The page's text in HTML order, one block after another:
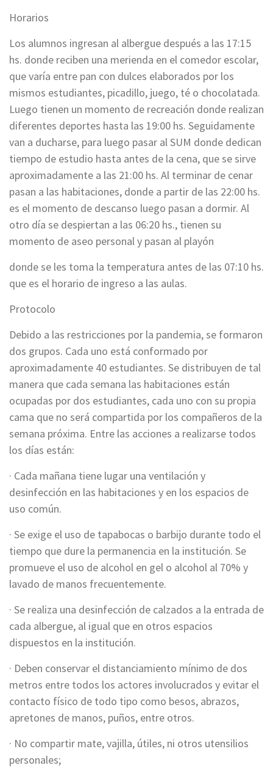
Horarios
Los alumnos ingresan al albergue después a las 17:15
hs. donde reciben una merienda en el comedor escolar,
que varía entre pan con dulces elaborados por los
mismos estudiantes, picadillo, juego, té o chocolatada.
Luego tienen un momento de recreación donde realizan
diferentes deportes hasta las 19:00 hs. Seguidamente
van a ducharse, para luego pasar al SUM donde dedican
tiempo de estudio hasta antes de la cena, que se sirve
aproximadamente a las 21:00 hs. Al terminar de cenar
pasan a las habitaciones, donde a partir de las 22:00 hs.
es el momento de descanso luego pasan a dormir. Al
otro día se despiertan a las 06:20 hs., tienen su
momento de aseo personal y pasan al playón
donde se les toma la temperatura antes de las 07:10 hs.
que es el horario de ingreso a las aulas.
Protocolo
Debido a las restricciones por la pandemia, se formaron
dos grupos. Cada uno está conformado por
aproximadamente 40 estudiantes. Se distribuyen de tal
manera que cada semana las habitaciones están
ocupadas por dos estudiantes, cada uno con su propia
cama que no será compartida por los compañeros de la
semana próxima. Entre las acciones a realizarse todos
los días están:
· Cada mañana tiene lugar una ventilación y
desinfección en las habitaciones y en los espacios de
uso común.
· Se exige el uso de tapabocas o barbijo durante todo el
tiempo que dure la permanencia en la institución. Se
promueve el uso de alcohol en gel o alcohol al 70% y
lavado de manos frecuentemente.
· Se realiza una desinfección de calzados a la entrada de
cada albergue, al igual que en otros espacios
dispuestos en la institución.
· Deben conservar el distanciamiento mínimo de dos
metros entre todos los actores involucrados y evitar el
contacto físico de todo tipo como besos, abrazos,
apretones de manos, puños, entre otros.
· No compartir mate, vajilla, útiles, ni otros utensilios
personales;